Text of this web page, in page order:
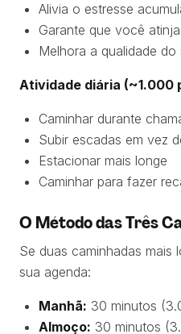
Alivia o estresse
Garante que você
Melhora a qualidade do
Atividade diária (~1.000
Caminhar durante
Subir escadas em vez
Estacionar mais longe
Caminhar para fazer
O Método das Três
Se duas caminhadas mais
sua agenda:
Manhã: 30 minutos
Almoço: 30 minutos